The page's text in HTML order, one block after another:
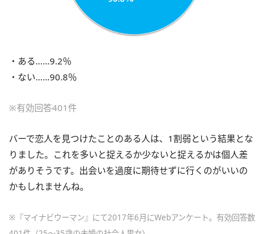
・ある……9.2％
・ない……90.8％
※有効回答401件
バーで恋人を見つけたことのある人は、1割弱という結果とな
りました。これを多いと捉えるか少ないと捉えるかは個人差
がありそうです。出会いを過度に期待せずに行くのがいいの
かもしれませんね。
※『マイナビウーマン』にて2017年6月にWebアンケート。有効回答数